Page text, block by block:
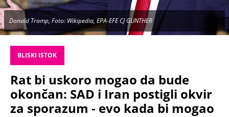
Donald Tramp, Foto: Wikipedia, EPA-EFE CJ GUNTHER
BLISKI ISTOK
Rat bi uskoro mogao da bude
okončan: SAD i Iran postigli okvir
za sporazum - evo kada bi mogao